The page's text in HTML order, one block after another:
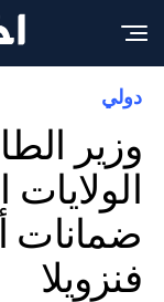
دولي
وزير
ضمانات
فنزويلا